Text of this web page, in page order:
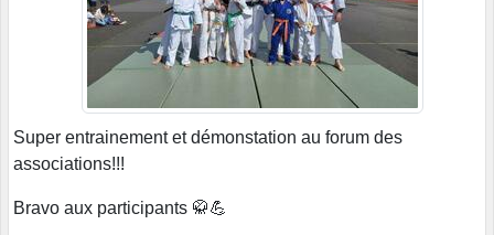
Super entrainement et démonstation au forum des
associations!!!
Bravo aux participants 🥋💪